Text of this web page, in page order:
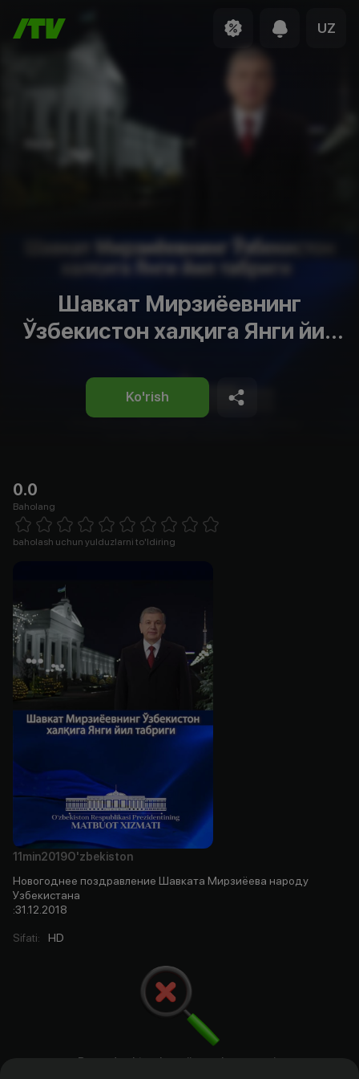
UZ
Шавкат Мирзиёевнинг
Ўзбекистон халқига Янги йил
Ko'rish
0.0
Baholang
1 Star 2 Stars 3 Stars 4 Stars5 Stars 6 Stars7 Stars8 Stars
baholash uchun yulduzlarni to'ldiring
11min2019O'zbekiston
Новогоднее поздравление Шавката Мирзиёева народу
Узбекистана
:31.12.2018
Sifati: HD
Bu yerda aktyorlar, rejissyorlar. ssenariy